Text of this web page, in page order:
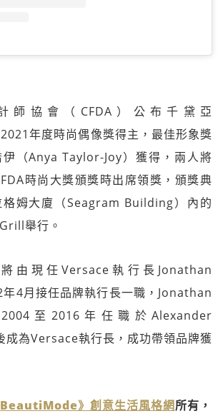
師協會（CFDA）公布千黛亞
年度時尚偶像獎得主，最佳形象獎
（Anya Taylor-Joy）獲得，兩人將
時尚大獎頒獎時出席領獎，頒獎典
姆大廈（Seagram Building）內的
舉行。
由現任Versace執行長Jonathan
4月接任品牌執行長一職，Jonathan
至2016年任職於Alexander
成為Versace執行長，成功帶領品牌獲
BeautiMode》創意生活風格網所有，